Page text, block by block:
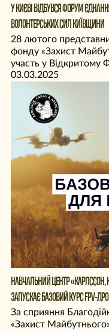
У КИЄВІ ВІДБУВСЯ ФОРУМ
ВОЛОНТЕРСЬКИХ СИЛ КИЇВЩИНИ
28 лютого
фонду «Захист
участь у Відкритому
Ветеранських та
03.03.2025
НАВЧАЛЬНИЙ ЦЕНТР «КАРЛССОН,
ЗАПУСКАЄ БАЗОВИЙ КУРС FPV-
За сприяння
«Захист Майбутнього» наші